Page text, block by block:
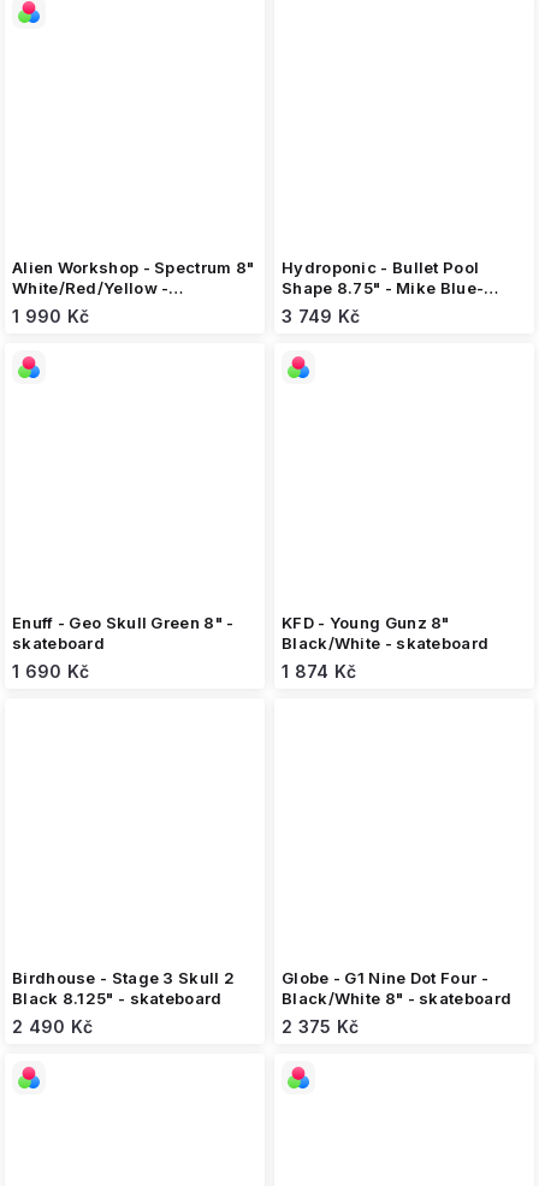
Alien Workshop - Spectrum 8"
White/Red/Yellow -
skateboard
1 990 Kč
Hydroponic - Bullet Pool
Shape 8.75" - Mike Blue-
Skateboard
3 749 Kč
Enuff - Geo Skull Green 8" -
skateboard
1 690 Kč
KFD - Young Gunz 8"
Black/White - skateboard
1 874 Kč
Birdhouse - Stage 3 Skull 2
Black 8.125" - skateboard
2 490 Kč
Globe - G1 Nine Dot Four -
Black/White 8" - skateboard
2 375 Kč